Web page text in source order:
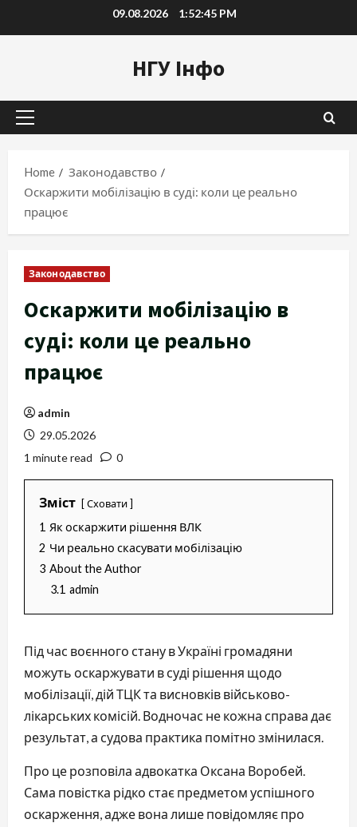
to
09.08.2026 1:52:46 PM
НГУ Інфо
Primary
Home
Законодавство
Оскаржити мобілізацію в суді: коли це реально
працює
Законодавство
Оскаржити мобілізацію в
суді: коли це реально
працює
admin
29.05.2026
1 minute read
0
Зміст Сховати
1 Як оскаржити рішення ВЛК
2 Чи реально скасувати мобілізацію
3 About the Author
3.1 admin
Під час воєнного стану в Україні громадяни
можуть оскаржувати в суді рішення щодо
мобілізації, дій ТЦК та висновків військово-
лікарських комісій. Водночас не кожна справа дає
результат, а судова практика помітно змінилася.
Про це розповіла адвокатка Оксана Воробей.
Сама повістка рідко стає предметом успішного
оскарження, адже вона лише повідомляє про